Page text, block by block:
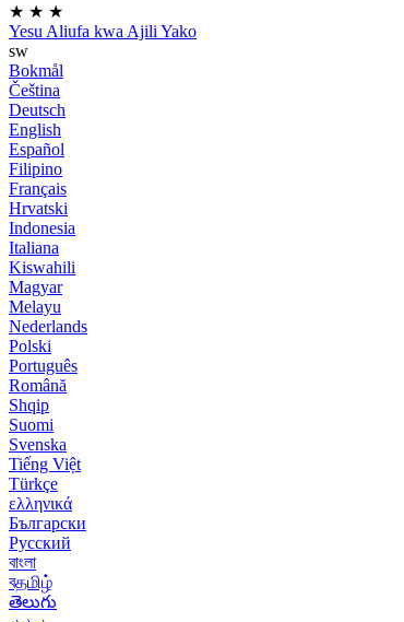
★ ★ ★
Yesu Aliufa kwa Ajili Yako
sw
Bokmål
Čeština
Deutsch
English
Español
Filipino
Français
Hrvatski
Indonesia
Italiana
Kiswahili
Magyar
Melayu
Nederlands
Polski
Português
Română
Shqip
Suomi
Svenska
Tiếng Việt
Türkçe
ελληνικά
Български
Русский
বাংলা
বதமிழ்
తెలుగు